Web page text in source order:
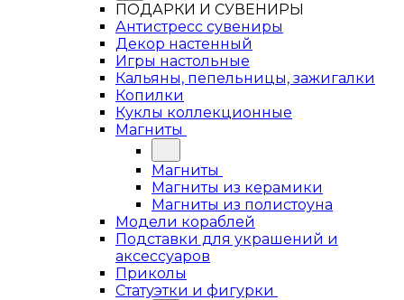
ПОДАРКИ И СУВЕНИРЫ
Антистресс сувениры
Декор настенный
Игры настольные
Кальяны, пепельницы, зажигалки
Копилки
Куклы коллекционные
Магниты
Магниты
Магниты из керамики
Магниты из полистоуна
Модели кораблей
Подставки для украшений и
аксессуаров
Приколы
Статуэтки и фигурки